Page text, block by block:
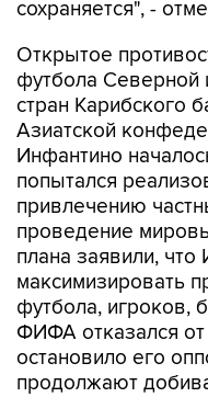
сохраняется", -
Открытое
футбола Северной
стран Карибского
Азиатской
Инфантино
попытался
привлечению
проведение
плана заявили,
максимизировать
футбола, игроков,
ФИФА отказался от
остановило его
продолжают